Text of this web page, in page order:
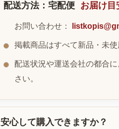
配送方法：宅配便 お届け目
お問い合わせ：
掲載商品はすべて新品・未
配送状況や運送会社の都合
さい。
安心して購入できますか？